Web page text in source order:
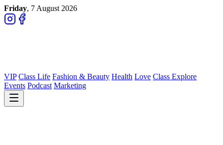
Friday, 7 August 2026
VIP Class Life Fashion & Beauty Health Love Class Explore
Events Podcast Marketing